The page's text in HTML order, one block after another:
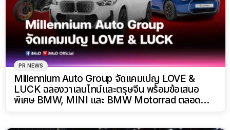
PR NEWS
Millennium Auto Group จัดแคมเปญ LOVE &
LUCK ฉลองวาเลนไทน์และตรุษจีน พร้อมข้อเสนอ
พิเศษ BMW, MINI และ BMW Motorrad ตลอด